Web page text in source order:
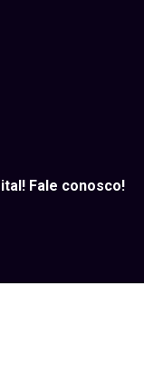
Fale conosco!